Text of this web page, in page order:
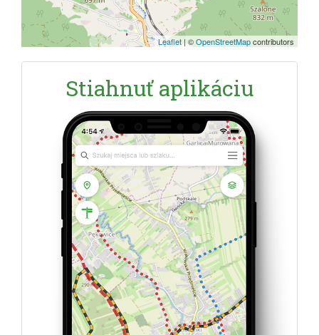
Leaflet| ©OpenStreetMapcontributors
Stiahnuť aplikáciu